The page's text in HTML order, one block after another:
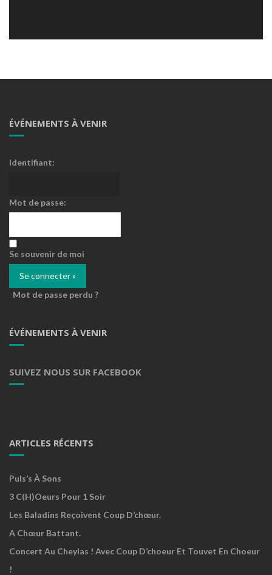
ÉVÉNEMENTS À VENIR
Identifiant:
Mot de passe:
Se souvenir de moi
Mot de passe perdu ?
ÉVÉNEMENTS À VENIR
SUIVEZ NOUS SUR FACEBOOK
ARTICLES RÉCENTS
Puls’s À Sons
3 C(h)oeurs Pour 1 Soir
Les Baladins Reçoivent Coup D’chœur.
A Chœur Battant.
Concert Au Cheylas ! Avec Coup D’choeur Et Touvet En Choeur
!